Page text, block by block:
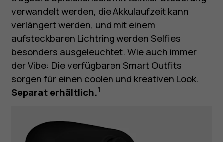
verwandelt werden, die Akkulaufzeit kann
verlängert werden, und mit einem
aufsteckbaren Lichtring werden Selfies
besonders ausgeleuchtet. Wie auch immer
der Vibe: Die verfügbaren Smart Outfits
sorgen für einen coolen und kreativen Look.
Separat erhältlich.1